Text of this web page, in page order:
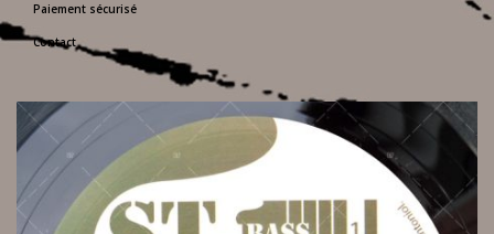
Paiement sécurisé
Contact